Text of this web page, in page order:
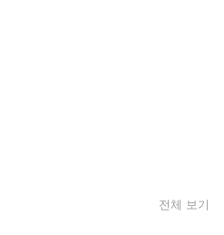
전체 보기